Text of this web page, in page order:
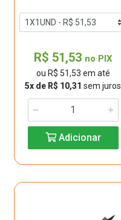
R$ 51,53 no PIX
ou R$ 51,53 em até
5x de R$ 10,31 sem juros
Adicionar